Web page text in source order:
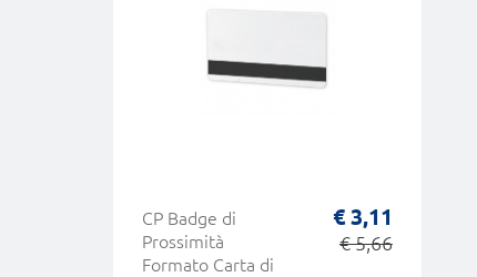
CP Badge di
Prossimità
Formato Carta di
€ 3,11
€ 5,66